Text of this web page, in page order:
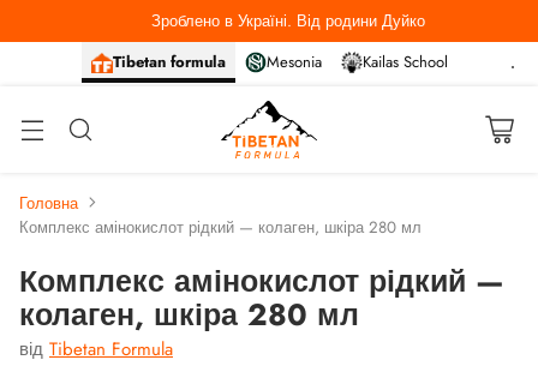
Tibetan formula Mesonia Kailas School
Зроблено в Україні. Від родини Дуйко
Головна
Комплекс амінокислот рідкий — колаген, шкіра 280 мл
Комплекс амінокислот рідкий —
колаген, шкіра 280 мл
від Tibetan Formula